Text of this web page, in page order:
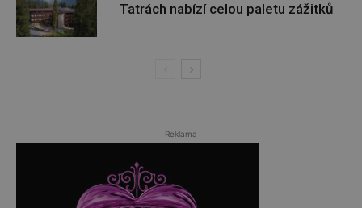
Tatrách nabízí celou paletu zážitků
Reklama